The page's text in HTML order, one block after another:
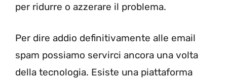
per ridurre o azzerare il problema.
Per dire addio definitivamente alle email
spam possiamo servirci ancora una volta
della tecnologia. Esiste una piattaforma